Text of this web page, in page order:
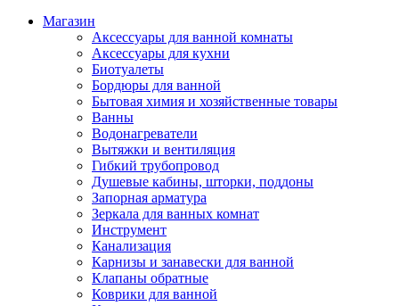
Магазин
Аксессуары для ванной комнаты
Аксессуары для кухни
Биотуалеты
Бордюры для ванной
Бытовая химия и хозяйственные товары
Ванны
Водонагреватели
Вытяжки и вентиляция
Гибкий трубопровод
Душевые кабины, шторки, поддоны
Запорная арматура
Зеркала для ванных комнат
Инструмент
Канализация
Карнизы и занавески для ванной
Клапаны обратные
Коврики для ванной